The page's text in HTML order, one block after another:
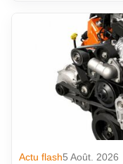
Actu flash5 Août. 2026